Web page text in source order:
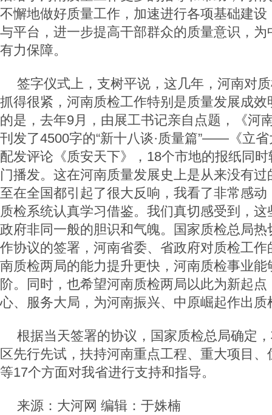
不懈地做好质量工作，加速进行各项基础建
与平台，进一步提高干部群众的质量意识，
有力保障。
签字仪式上，支树平说，这几年，河南对
抓得很紧，河南质检工作特别是质量发展成
的是，去年9月，由展工书记亲自点题，《河
刊发了4500字的“新十八谈·质量篇”——《立
配发评论《质安天下》，18个市地的报纸同
门播发。这在河南质量发展史上是从来没有
至在全国都引起了很大反响，我看了非常感
质检系统认真学习借鉴。我们真切感受到，
政府非同一般的胆识和气魄。国家质检总局
作协议的签署，河南省委、省政府对质检工
南质检两局的能力提升更快，河南质检事业
阶。同时，也希望河南质检两局以此为新起
心、服务大局，为河南振兴、中原崛起作出
根据当天签署的协议，国家质检总局确定
区先行先试，扶持河南重点工程、重大项目
等17个方面对我省进行支持和指导。
来源：大河网 编辑：于姝楠